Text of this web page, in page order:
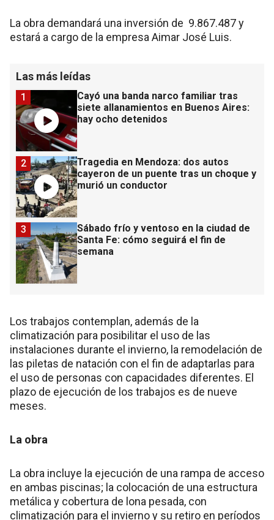
La obra demandará una inversión de 9.867.487 y
estará a cargo de la empresa Aimar José Luis.
Las más leídas
Cayó una banda narco familiar tras
siete allanamientos en Buenos Aires:
hay ocho detenidos
1
Tragedia en Mendoza: dos autos
cayeron de un puente tras un choque y
murió un conductor
2
Sábado frío y ventoso en la ciudad de
Santa Fe: cómo seguirá el fin de
semana
3
Los trabajos contemplan, además de la
climatización para posibilitar el uso de las
instalaciones durante el invierno, la remodelación de
las piletas de natación con el fin de adaptarlas para
el uso de personas con capacidades diferentes. El
plazo de ejecución de los trabajos es de nueve
meses.
La obra
La obra incluye la ejecución de una rampa de acceso
en ambas piscinas; la colocación de una estructura
metálica y cobertura de lona pesada, con
climatización para el invierno y su retiro en períodos